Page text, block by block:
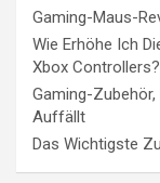
Gaming-Maus-
Wie Erhöhe Ich
Xbox Controllers?
Gaming-
Auffällt
Das Wichtigste